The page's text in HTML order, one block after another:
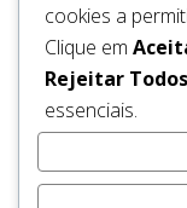
cookies a
Clique em
Rejeitar Todos
essenciais.